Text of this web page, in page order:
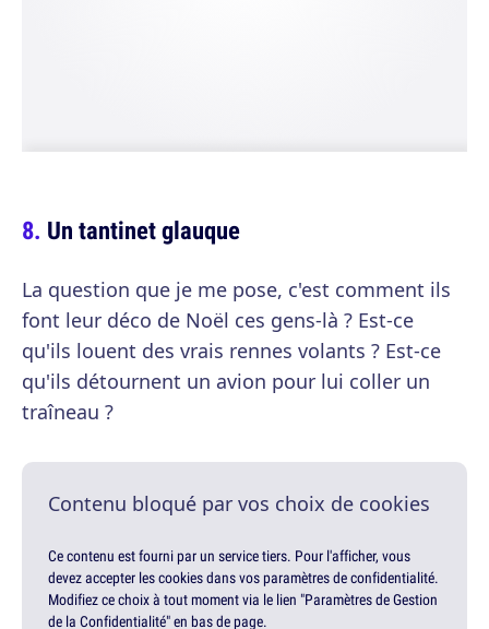
Un tantinet glauque
La question que je me pose, c'est comment ils
font leur déco de Noël ces gens-là ? Est-ce
qu'ils louent des vrais rennes volants ? Est-ce
qu'ils détournent un avion pour lui coller un
traîneau ?
Contenu bloqué par vos choix de cookies
Ce contenu est fourni par un service tiers. Pour l'afficher, vous
devez accepter les cookies dans vos paramètres de confidentialité.
Modifiez ce choix à tout moment via le lien "Paramètres de Gestion
de la Confidentialité" en bas de page.